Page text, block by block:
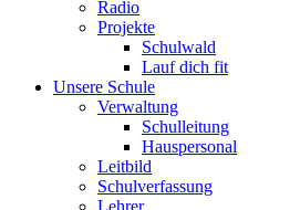
Radio
Projekte
Schulwald
Lauf dich fit
Unsere Schule
Verwaltung
Schulleitung
Hauspersonal
Leitbild
Schulverfassung
Lehrer